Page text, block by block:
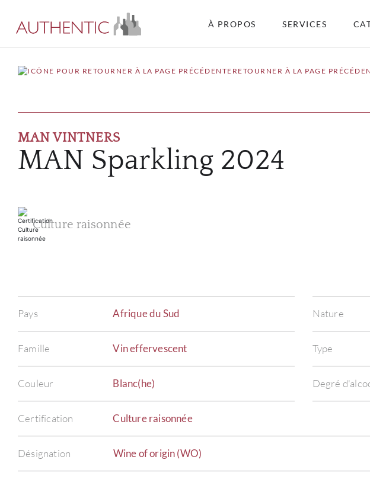
À PROPOS SERVICES
RETOURNER À LA PAGE
MAN VINTNERS
MAN Sparkling 2024
Culture raisonnée
Pays Afrique du Sud Nature
Famille Vin effervescent Type
Couleur Blanc(he) Degré
Certification Culture raisonnée
Désignation Wine of origin (WO)